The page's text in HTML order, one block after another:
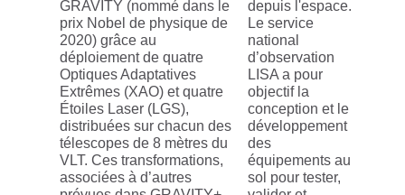
GRAVITY (nommé dans le
prix Nobel de physique de
2020) grâce au
déploiement de quatre
Optiques Adaptatives
Extrêmes (XAO) et quatre
Étoiles Laser (LGS),
distribuées sur chacun des
télescopes de 8 mètres du
VLT. Ces transformations,
associées à d’autres
depuis l'espace.
Le service
national
d’observation
LISA a pour
objectif la
conception et le
développement
des
équipements au
sol pour tester,